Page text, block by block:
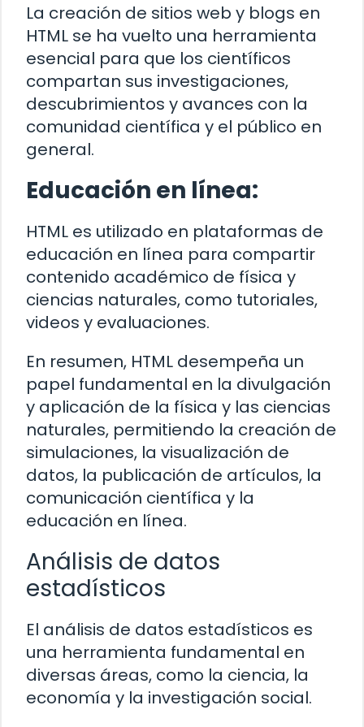
La creación de sitios web y blogs en
HTML se ha vuelto una herramienta
esencial para que los científicos
compartan sus investigaciones,
descubrimientos y avances con la
comunidad científica y el público en
general.
Educación en línea:
HTML es utilizado en plataformas de
educación en línea para compartir
contenido académico de física y
ciencias naturales, como tutoriales,
videos y evaluaciones.
En resumen, HTML desempeña un
papel fundamental en la divulgación
y aplicación de la física y las ciencias
naturales, permitiendo la creación de
simulaciones, la visualización de
datos, la publicación de artículos, la
comunicación científica y la
educación en línea.
Análisis de datos
estadísticos
El análisis de datos estadísticos es
una herramienta fundamental en
diversas áreas, como la ciencia, la
economía y la investigación social.